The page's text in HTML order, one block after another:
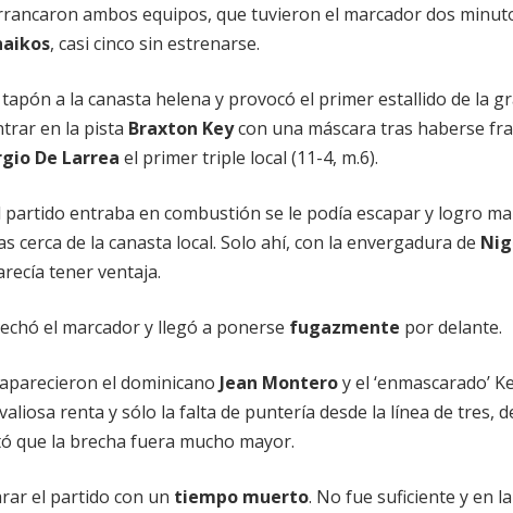
ambos equipos, que tuvieron el marcador dos
, casi cinco sin estrenarse.
a la canasta helena y provocó el primer estallido de la
en la pista Braxton Keycon una máscara tras haberse
De Larrea el primer triple local (11-4, m.6).
partido entraba en combustión se le podía escapar y logro
cerca de la canasta local. Solo ahí, con la envergadura de
tener ventaja.
el marcador y llegó a ponerse fugazmente por delante.
el dominicano Jean Monteroy el ‘enmascarado’
renta y sólo la falta de puntería desde la línea de tres,
que la brecha fuera mucho mayor.
el partido con un tiempo muerto. No fue suficiente y en